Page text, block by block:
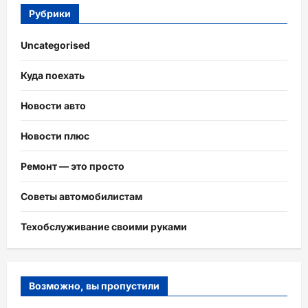
Рубрики
Uncategorised
Куда поехать
Новости авто
Новости плюс
Ремонт — это просто
Советы автомобилистам
Техобслуживание своими руками
Возможно, вы пропустили